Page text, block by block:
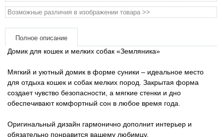
Возможные различия в изображении товара >>
Полное описание
Домик для кошек и мелких собак «Земляника»
Мягкий и уютный домик в форме суники – идеальное место
для отдыха кошек и собак мелких пород. Закрытая форма
создает чувство безопасности, а мягкие стенки и дно
обеспечивают комфортный сон в любое время года.
Оригинальный дизайн гармонично дополнит интерьер и
обязательно понравится вашему любимцу.
Хозряд - хозтовары оптом
Популярные зоотовары
Архив / Снято с производства